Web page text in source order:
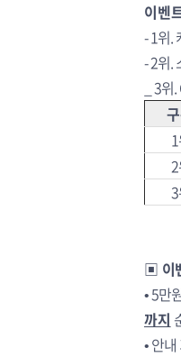
이벤
- 1위.
- 2위.
_ 3
▣ 이
• 5만
까지
• 안